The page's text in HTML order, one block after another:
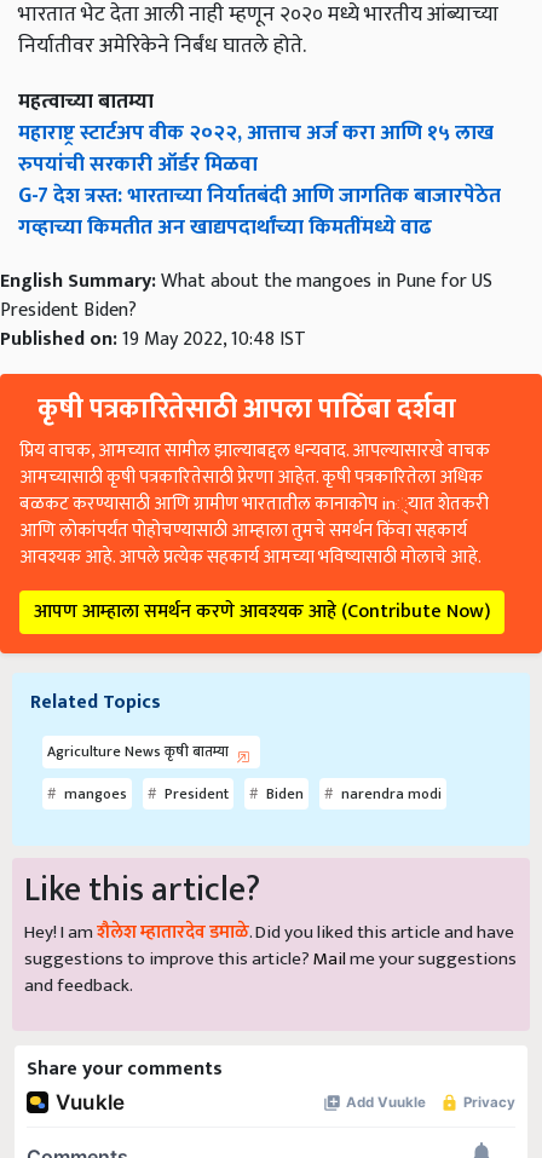
भारतात भेट देता आली नाही म्हणून २०२० मध्ये भारतीय आंब्याच्या
निर्यातीवर अमेरिकेने निर्बंध घातले होते.
महत्वाच्या बातम्या
महाराष्ट्र स्टार्टअप वीक २०२२, आत्ताच अर्ज करा आणि १५ लाख
रुपयांची सरकारी ऑर्डर मिळवा
G-7 देश त्रस्त: भारताच्या निर्यातबंदी आणि जागतिक बाजारपेठेत
गव्हाच्या किमतीत अन खाद्यपदार्थांच्या किमतींमध्ये वाढ
English Summary:What about the mangoes in Pune for US
President Biden?
Published on:19 May 2022, 10:48 IST
कृषी पत्रकारितेसाठी आपला पाठिंबा दर्शवा
प्रिय वाचक, आमच्यात सामील झाल्याबद्दल धन्यवाद. आपल्यासारखे वाचक
आमच्यासाठी कृषी पत्रकारितेसाठी प्रेरणा आहेत. कृषी पत्रकारितेला अधिक
बळकट करण्यासाठी आणि ग्रामीण भारतातील कानाकोप in्यात शेतकरी
आणि लोकांपर्यंत पोहोचण्यासाठी आम्हाला तुमचे समर्थन किंवा सहकार्य
आवश्यक आहे. आपले प्रत्येक सहकार्य आमच्या भविष्यासाठी मोलाचे आहे.
आपण आम्हाला समर्थन करणे आवश्यक आहे (Contribute Now)
Related Topics
Agriculture News कृषी बातम्या
mangoes
President Biden narendra modi
Like this article?
Hey! I amशैलेश म्हातारदेव डमाळे. Did you liked this article and have
suggestions to improve this article?Mailme your suggestions
and feedback.
Share your comments